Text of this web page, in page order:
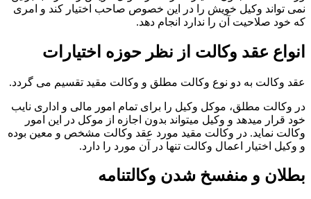
نمی تواند وکیل خویش را در این خصوص صاحب اختیار کند و امری
که خود صلاحیت آن را ندارد انجام دهد.
انواع عقد وکالت از نظر حوزه اختیارات
عقد وکالت به دو نوع وکالت مطلق و وکالت مقید تقسیم می گردد.
در وکالت مطلق، موکل وکیل را برای تمام امور مالی و اداری نایب
خود قرار میدهد و وکیل میتواند بدون اجازه از موکل در این امور
وکالت نماید. در وکالت مقید مورد عقد وکالت مشخص و معین بوده
و وکیل اختیار اعمال وکالت تنها در آن مورد را دارد.
بطلان و منفسخ شدن وکالتنامه